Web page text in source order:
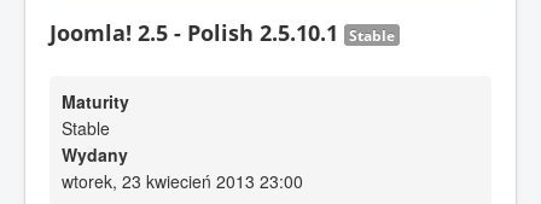
Joomla! 2.5 - Polish 2.5.10.1 Stable
Maturity
Stable
Wydany
wtorek, 23 kwiecień 2013 23:00